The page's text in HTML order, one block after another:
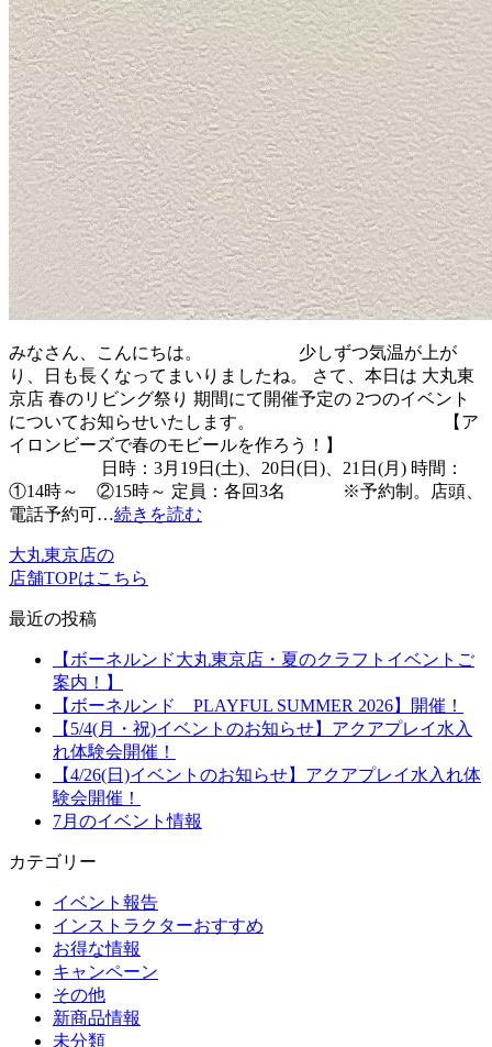
みなさん、こんにちは。 少しずつ気温が上が
り、日も長くなってまいりましたね。 さて、本日は 大丸東
京店 春のリビング祭り 期間にて開催予定の 2つのイベント
についてお知らせいたします。 【ア
イロンビーズで春のモビールを作ろう！】
日時：3月19日(土)、20日(日)、21日(月) 時間：
①14時～ ②15時～ 定員：各回3名 ※予約制。店頭、
電話予約可…続きを読む
大丸東京店の
店舗TOPはこちら
最近の投稿
【ボーネルンド大丸東京店・夏のクラフトイベントご
案内！】
【ボーネルンド PLAYFUL SUMMER 2026】開催！
【5/4(月・祝)イベントのお知らせ】アクアプレイ水入
れ体験会開催！
【4/26(日)イベントのお知らせ】アクアプレイ水入れ体
験会開催！
7月のイベント情報
カテゴリー
イベント報告
インストラクターおすすめ
お得な情報
キャンペーン
その他
新商品情報
未分類